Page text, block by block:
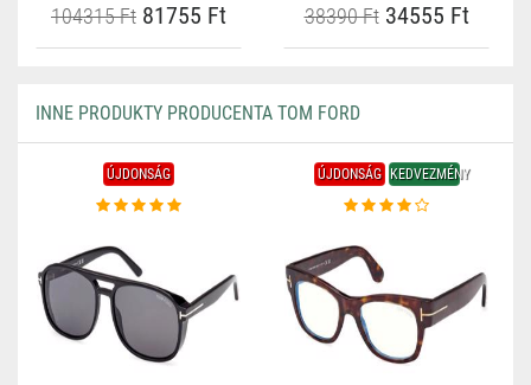
104315 Ft 81755 Ft 38390 Ft34555 Ft
INNE PRODUKTY PRODUCENTA TOM FORD
ÚJDONSÁG ÚJDONSÁG KEDVEZMÉNY